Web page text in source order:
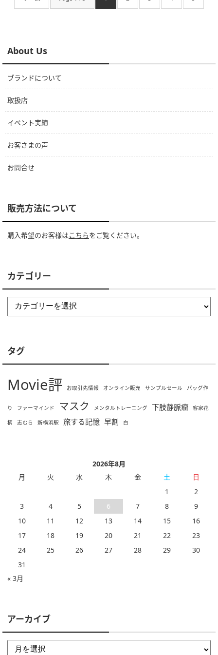
About Us
ブランドについて
取扱店
イベント実績
お客さまの声
お問合せ
販売方法について
購入希望のお客様はこちらをご覧ください。
カテゴリー
タグ
Movie評 お取引先情報 オンライン販売 サンプルセール バッグ作
り ファーマインド マスク メンタルトレーニング 下肢静脈瘤 客家花
柄 志むら 新横浜駅 旅する記憶 早割 白
2026年8月
月
火 水 木 金 土
日
1
2
3
4 5 6 7 8
9
10
11 12 13 14 15
16
17
18 19 20 21 22
23
24
25 26 27 28 29
30
31
« 3月
アーカイブ